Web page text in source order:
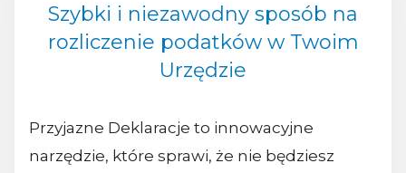
Szybki i niezawodny sposób na
rozliczenie podatków w Twoim
Urzędzie
Przyjazne Deklaracje to innowacyjne
narzędzie, które sprawi, że nie będziesz